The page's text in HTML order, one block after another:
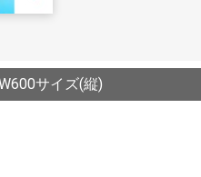
サイズ(縦)